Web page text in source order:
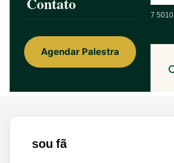
47 9 9967 5010
Ainor Lotério
Agendar Palestra
sou fã